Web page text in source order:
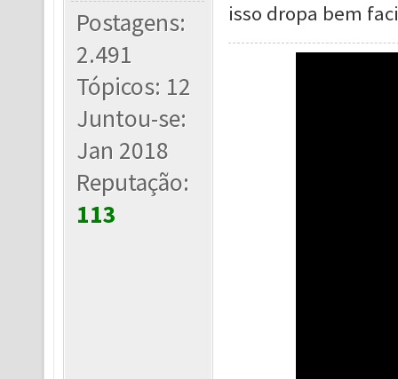
Postagens:
2.491
Tópicos: 12
Juntou-se:
Jan 2018
Reputação:
113
isso dropa bem